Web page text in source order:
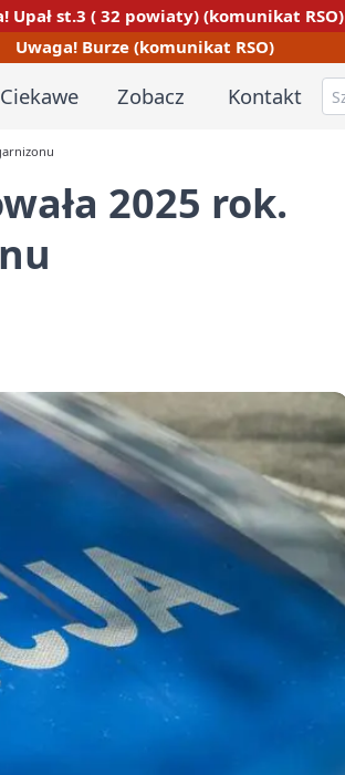
Upał st.3 ( 32 powiaty) (komunikat RSO)
Uwaga! Burze (komunikat RSO)
Ciekawe Zobacz Kontakt
2025 rok.